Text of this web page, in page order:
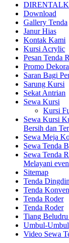
Download
Gallery Tenda
Janur Hias
Kontak Kami
Kursi Acrylic
Pesan Tenda
Promo
Saran Bagi
Sarung Kursi
Sekat Antrian
Sewa Kursi
Kursi
Sewa Kursi
Bersih dan
Sewa Meja
Sewa Tenda
Sewa Tenda
Melayani
Sitemap
Tenda
Tenda
Tenda Roder
Tenda Roder
Tiang
Umbul-Umbul
Video Sewa